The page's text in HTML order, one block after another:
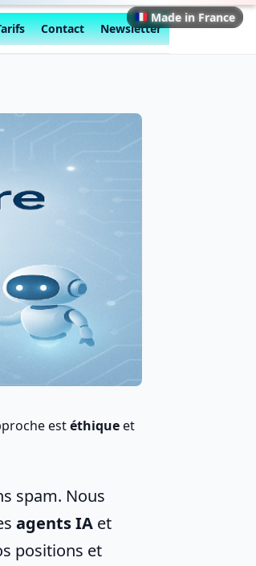
Made in France
Made in France
Made in France
Contact Newsletter
estéthiqueet
spam. Nous
agents IA et
positions et